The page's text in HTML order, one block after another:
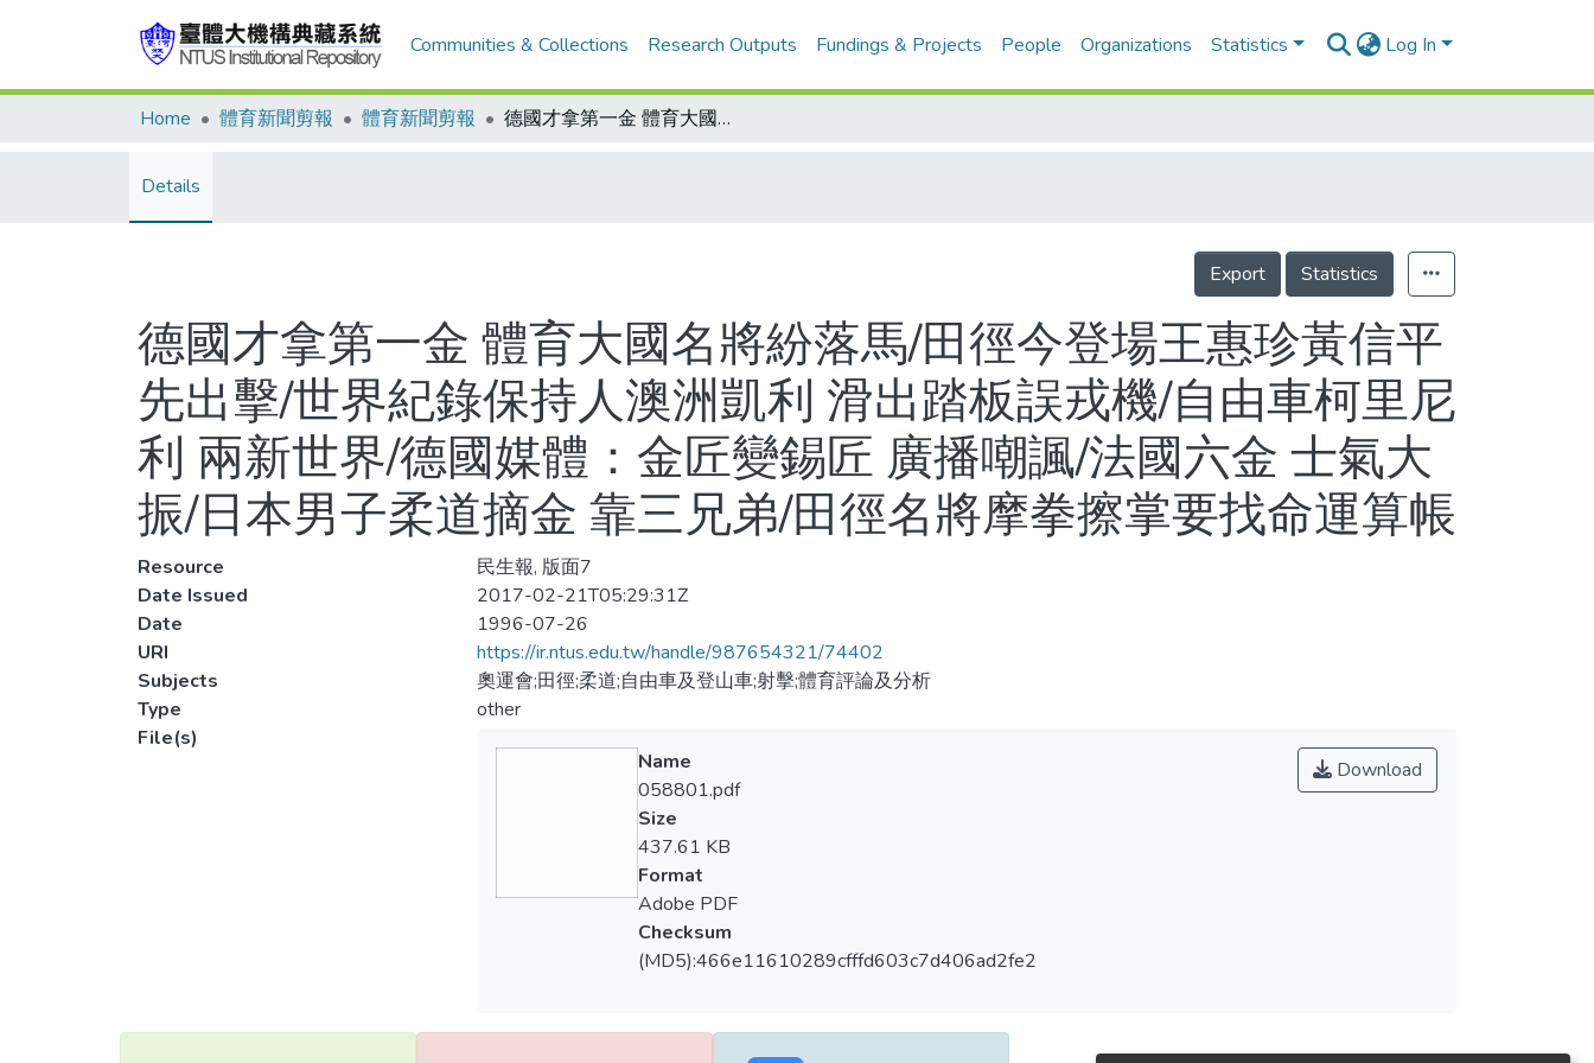
Communities & Collections Research Outputs Fundings & Projects People Organizations Statistics Log In
Home 體育新聞剪報 體育新聞剪報 德國才拿第一金 體育大國名將紛落馬/田徑今登場王惠珍黃信平先出擊/世界紀錄保持人澳洲凱利 滑出踏板誤戎機/自由車柯里尼利 兩新世界/德國媒體：金匠變錫匠 廣播嘲諷/法國六金 士氣大振/日本男子柔道摘金 靠三兄弟/田徑名將摩拳擦掌要找命運算帳
Details
Export Statistics
德國才拿第一金 體育大國名將紛落馬/田徑今登場王惠珍黃信平
先出擊/世界紀錄保持人澳洲凱利 滑出踏板誤戎機/自由車柯里尼
利 兩新世界/德國媒體：金匠變錫匠 廣播嘲諷/法國六金 士氣大
振/日本男子柔道摘金 靠三兄弟/田徑名將摩拳擦掌要找命運算帳
Resource
民生報, 版面7
Date Issued
2017-02-21T05:29:31Z
Date
1996-07-26
URI
https://ir.ntus.edu.tw/handle/987654321/74402
Subjects
奧運會;田徑;柔道;自由車及登山車;射擊;體育評論及分析
Type
other
File(s)
Download
Name
058801.pdf
Size
437.61 KB
Format
Adobe PDF
Checksum
(MD5):466e11610289cfffd603c7d406ad2fe2